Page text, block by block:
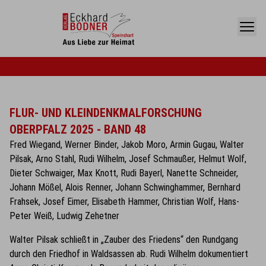
FLUR- UND KLEINDENKMALFORSCHUNG
OBERPFALZ 2025 - BAND 48
Fred Wiegand, Werner Binder, Jakob Moro, Armin Gugau, Walter
Pilsak, Arno Stahl, Rudi Wilhelm, Josef Schmaußer, Helmut Wolf,
Dieter Schwaiger, Max Knott, Rudi Bayerl, Nanette Schneider,
Johann Mößel, Alois Renner, Johann Schwinghammer, Bernhard
Frahsek, Josef Eimer, Elisabeth Hammer, Christian Wolf, Hans-
Peter Weiß, Ludwig Zehetner
Walter Pilsak schließt in „Zauber des Friedens“ den Rundgang
durch den Friedhof in Waldsassen ab. Rudi Wilhelm dokumentiert